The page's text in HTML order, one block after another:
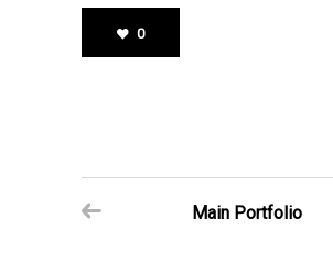
0
Main Portfolio